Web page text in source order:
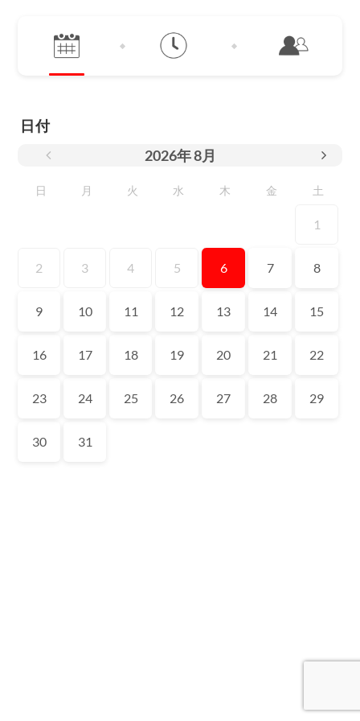
日付
2026年8月
日 月 火 水 木 金 土
1
2 3 4 5 6 7 8
9 10 11 12 13 14 15
16 17 18 19 20 21 22
23 24 25 26 27 28 29
30 31